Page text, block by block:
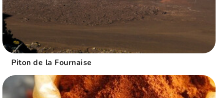
Piton de la Fournaise